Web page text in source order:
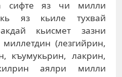
сифте яз чи милли
яз кьиле тухвай
кьисмет зазни
(лезгийрин,
къумукьрин, лакрин,
аялри милли